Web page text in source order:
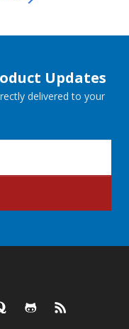
Updates
delivered to your